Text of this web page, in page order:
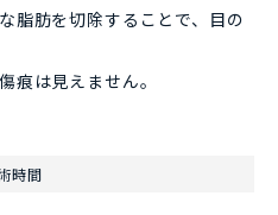
脂肪を切除することで、目の
痕は見えません。
時間